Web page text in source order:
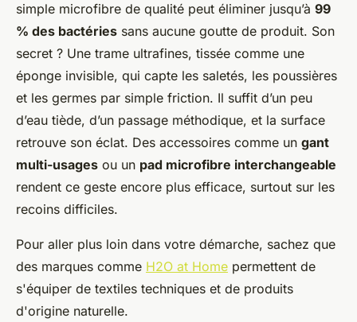
simple microfibre de qualité peut éliminer jusqu’à 99
% des bactéries sans aucune goutte de produit. Son
secret ? Une trame ultrafines, tissée comme une
éponge invisible, qui capte les saletés, les poussières
et les germes par simple friction. Il suffit d’un peu
d’eau tiède, d’un passage méthodique, et la surface
retrouve son éclat. Des accessoires comme un gant
multi-usages ou un pad microfibre interchangeable
rendent ce geste encore plus efficace, surtout sur les
recoins difficiles.
Pour aller plus loin dans votre démarche, sachez que
des marques comme H2O at Home permettent de
s'équiper de textiles techniques et de produits
d'origine naturelle.